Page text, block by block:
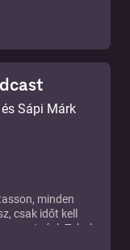
Sápi Márk
minden
csak időt kell
szeretnénk Tabuk
kihívásokról…